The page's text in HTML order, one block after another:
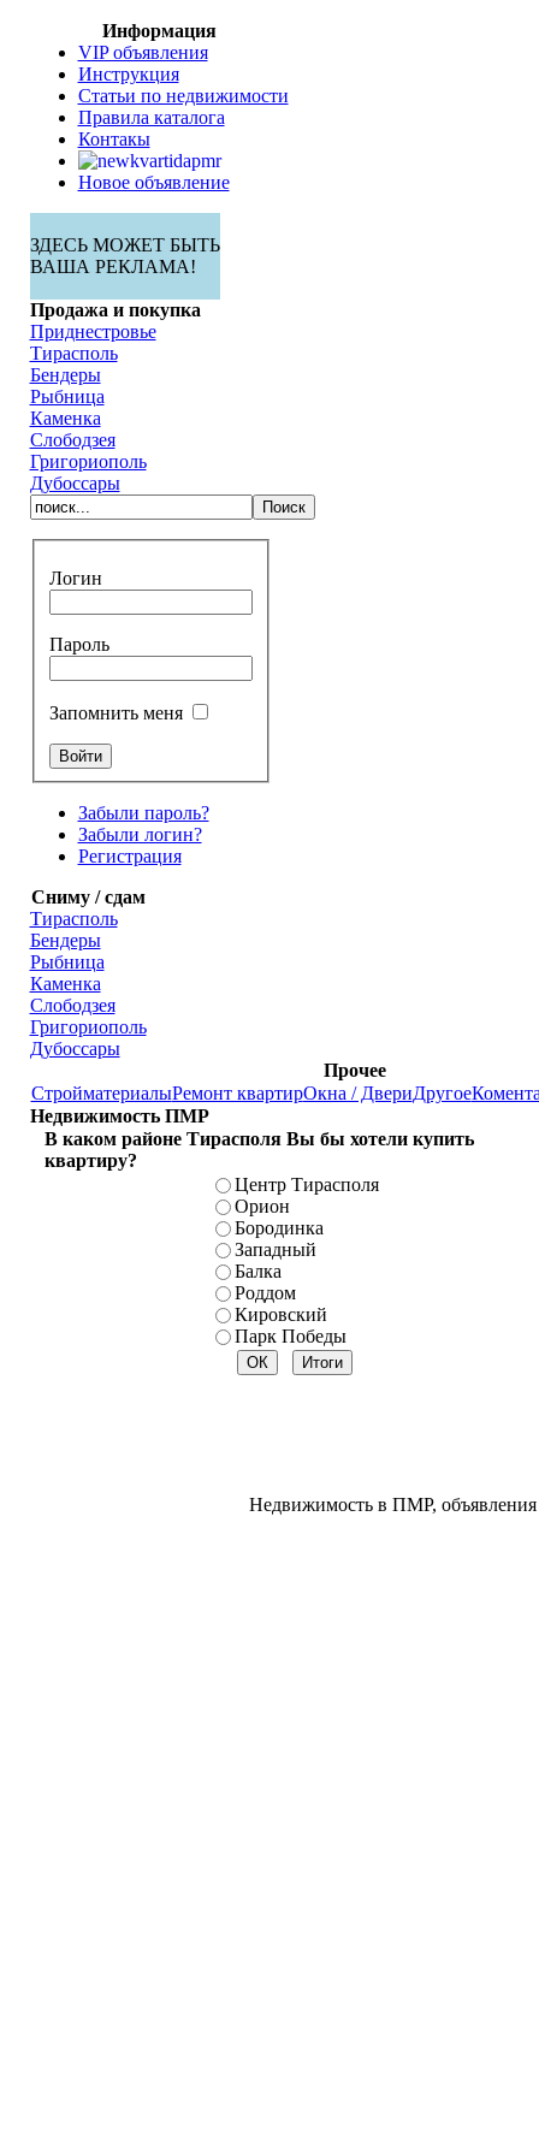
Информация
VIP объявления
Инструкция
Статьи по недвижимости
Правила каталога
Контакы
Новое объявление
ЗДЕСЬ МОЖЕТ БЫТЬ
ВАША РЕКЛАМА!
Продажа и покупка
Приднестровье
Тирасполь
Бендеры
Рыбница
Каменка
Слободзея
Григориополь
Дубоссары
Логин
Пароль
Запомнить меня
Забыли пароль?
Забыли логин?
Регистрация
Сниму / сдам
Тирасполь
Бендеры
Рыбница
Каменка
Слободзея
Григориополь
Дубоссары
Прочее
СтройматериалыРемонт квартирОкна / ДвериДругое
Недвижимость ПМР
В каком районе Тирасполя Вы бы хотели купить
квартиру?
Центр Тирасполя
Орион
Бородинка
Западный
Балка
Роддом
Кировский
Парк Победы
Недвижимость в ПМР, объявления